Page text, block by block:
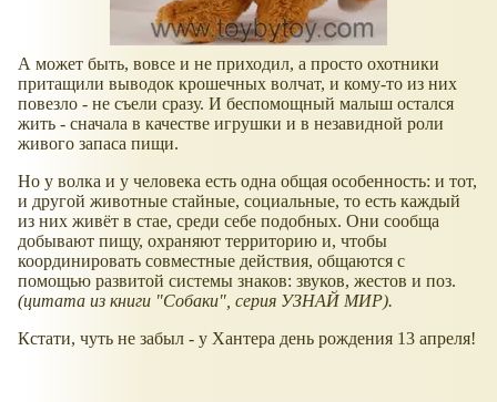
А может быть, вовсе и не приходил, а просто охотники
притащили выводок крошечных волчат, и кому-то из них
повезло - не съели сразу. И беспомощный малыш остался
жить - сначала в качестве игрушки и в незавидной роли
живого запаса пищи.
Но у волка и у человека есть одна общая особенность: и тот,
и другой животные стайные, социальные, то есть каждый
из них живёт в стае, среди себе подобных. Они сообща
добывают пищу, охраняют территорию и, чтобы
координировать совместные действия, общаются с
помощью развитой системы знаков: звуков, жестов и поз.
(цитата из книги "Собаки", серия УЗНАЙ МИР).
Кстати, чуть не забыл - у Хантера день рождения 13 апреля!